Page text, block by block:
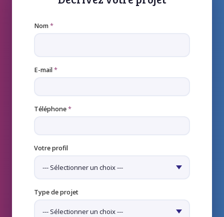
Nom*
E-mail*
Téléphone*
Votre profil
Type de projet